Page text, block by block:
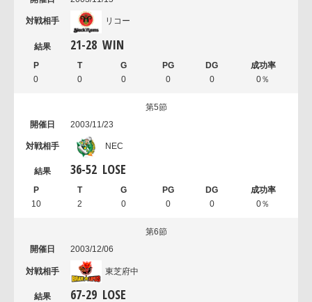
リコー
21-28 WIN
0 0 0 0 0 0％
第5節
2003/11/23
NEC
36-52 LOSE
10 2 0 0 0 0％
第6節
2003/12/06
東芝府中
67-29 LOSE